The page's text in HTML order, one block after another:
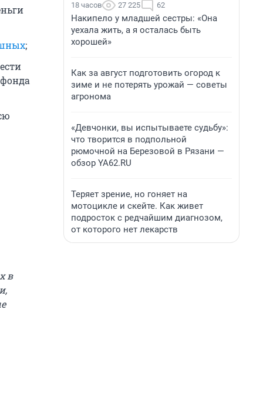
;
в
18 часов 27 225 62
Накипело у младшей сестры: «Она
уехала жить, а я осталась быть
хорошей»
Как за август подготовить огород к
зиме и не потерять урожай — советы
агронома
«Девчонки, вы испытываете судьбу»:
что творится в подпольной
рюмочной на Березовой в Рязани —
обзор YA62.RU
Теряет зрение, но гоняет на
мотоцикле и скейте. Как живет
подросток с редчайшим диагнозом,
от которого нет лекарств